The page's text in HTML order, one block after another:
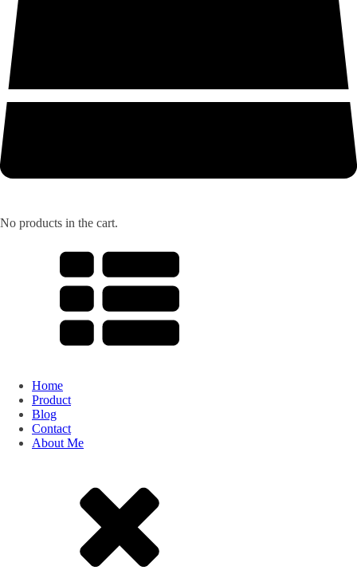
No products in the cart.
Home
Product
Blog
Contact
About Me